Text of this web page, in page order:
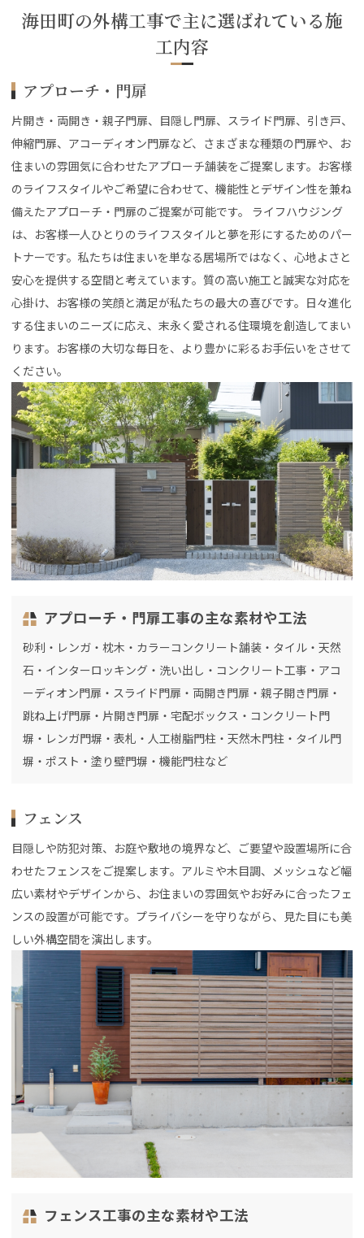
海田町の外構工事で主に選ばれている施
工内容
アプローチ・門扉
片開き・両開き・親子門扉、目隠し門扉、スライド門扉、引き戸、
伸縮門扉、アコーディオン門扉など、さまざまな種類の門扉や、お
住まいの雰囲気に合わせたアプローチ舗装をご提案します。お客様
のライフスタイルやご希望に合わせて、機能性とデザイン性を兼ね
備えたアプローチ・門扉のご提案が可能です。 ライフハウジング
は、お客様一人ひとりのライフスタイルと夢を形にするためのパー
トナーです。私たちは住まいを単なる居場所ではなく、心地よさと
安心を提供する空間と考えています。質の高い施工と誠実な対応を
心掛け、お客様の笑顔と満足が私たちの最大の喜びです。日々進化
する住まいのニーズに応え、末永く愛される住環境を創造してまい
ります。お客様の大切な毎日を、より豊かに彩るお手伝いをさせて
ください。
アプローチ・門扉工事の主な素材や工法
砂利・レンガ・枕木・カラーコンクリート舗装・タイル・天然
石・インターロッキング・洗い出し・コンクリート工事・アコ
ーディオン門扉・スライド門扉・両開き門扉・親子開き門扉・
跳ね上げ門扉・片開き門扉・宅配ボックス・コンクリート門
塀・レンガ門塀・表札・人工樹脂門柱・天然木門柱・タイル門
塀・ポスト・塗り壁門塀・機能門柱など
フェンス
目隠しや防犯対策、お庭や敷地の境界など、ご要望や設置場所に合
わせたフェンスをご提案します。アルミや木目調、メッシュなど幅
広い素材やデザインから、お住まいの雰囲気やお好みに合ったフェ
ンスの設置が可能です。プライバシーを守りながら、見た目にも美
しい外構空間を演出します。
フェンス工事の主な素材や工法